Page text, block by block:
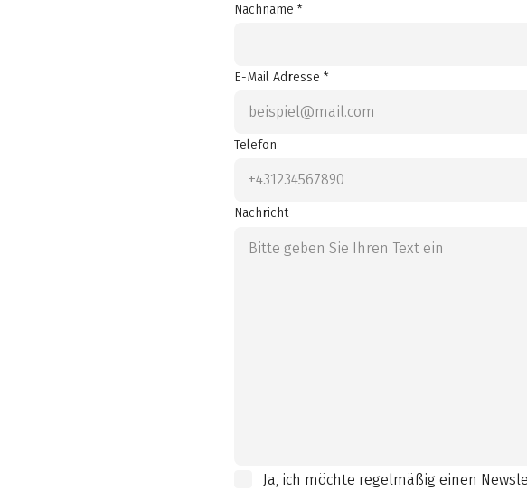
Nachname *
E-Mail Adresse *
Telefon
Nachricht
Ja, ich möchte regelmäßig einen